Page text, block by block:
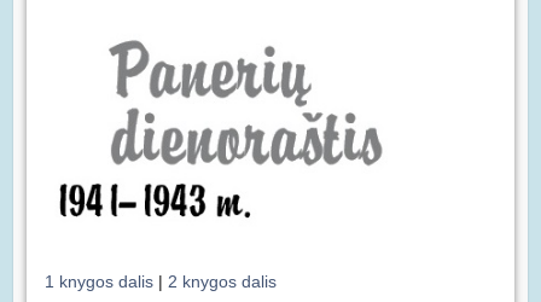
1 knygos dalis | 2 knygos dalis